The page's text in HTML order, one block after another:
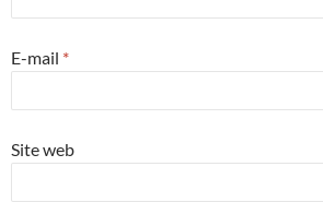
E-mail *
Site web